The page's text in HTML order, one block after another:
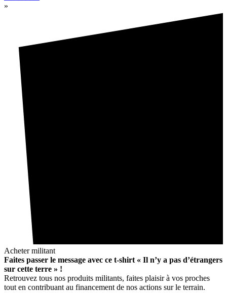
»
Acheter militant
Faites passer le message avec ce t-shirt « Il n’y a pas d’étrangers
sur cette terre » !
Retrouvez tous nos produits militants, faites plaisir à vos proches
tout en contribuant au financement de nos actions sur le terrain.